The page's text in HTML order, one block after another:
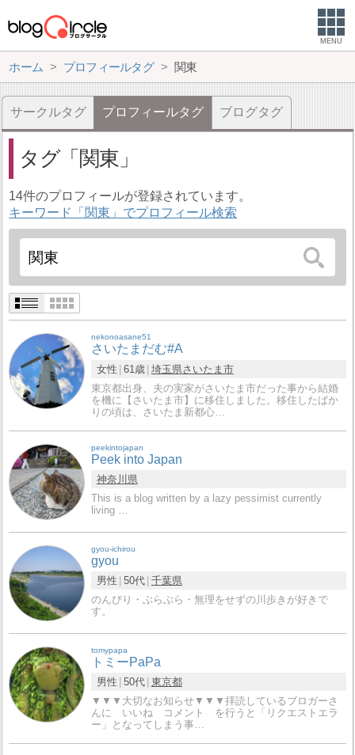
MENU
ホーム プロフィールタグ 関東
サークルタグ プロフィールタグ ブログタグ
タグ 関東
14件のプロフィールが登録されています。
キーワード「関東」でプロフィール検索
nekonoasane51
さいたまだむ#A
女性 61歳 埼玉県さいたま市
東京都出身、夫の実家がさいたま市だった事から結婚
を機に【さいたま市】に移住しました。移住したばか
りの頃は、さいたま新都心…
peekintojapan
Peek into Japan
神奈川県
This is a blog written by a lazy pessimist currently
living …
gyou-ichirou
gyou
男性 50代 千葉県
のんびり・ぶらぶら・無理をせずの川歩きが好きで
す。
tomypapa
トミーPaPa
男性 50代 東京都
▼▼▼大切なお知らせ▼▼▼拝読しているブロガーさ
んに いいね コメント を行うと「リクエストエラ
ー」となってしまう事…